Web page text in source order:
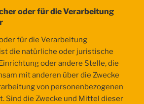
oder für die Verarbeitung
für die Verarbeitung
die natürliche oder juristische
oder andere Stelle, die
mit anderen über die Zwecke
von personenbezogenen
Sind die Zwecke und Mittel dieser